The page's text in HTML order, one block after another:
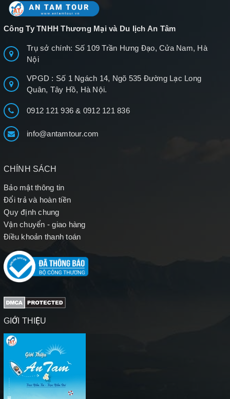
Công Ty TNHH Thương Mại và Du lịch An Tâm
Trụ sở chính: Số 109 Trần Hưng Đạo, Cửa Nam, Hà
Nội
VPGD : Số 1 Ngách 14, Ngõ 535 Đường Lạc Long
Quân, Tây Hồ, Hà Nội.
0912 121 936& 0912 121 836
info@antamtour.com
CHÍNH SÁCH
Bảo mật thông tin
Đổi trả và hoàn tiền
Quy định chung
Vận chuyển - giao hàng
Điều khoản thanh toán
GIỚI THIỆU